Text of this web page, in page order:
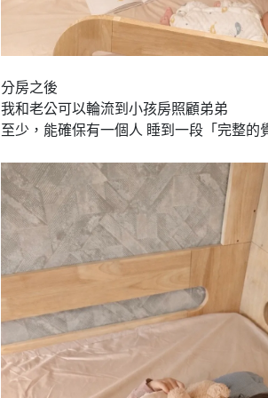
分房之後
我和老公可以輪流到小孩房照顧弟弟
至少，能確保有一個人 睡到一段「完整的